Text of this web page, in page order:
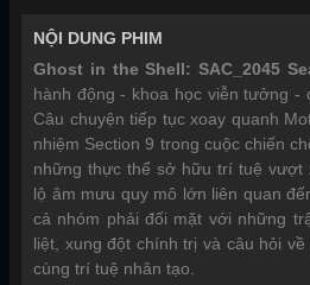
NỘI DUNG PHIM
Ghost in the Shell: SAC_2045
hành động - khoa học viễn tưởng -
Câu chuyện tiếp tục xoay quanh
nhiệm Section 9 trong cuộc chiến
những thực thể sở hữu trí tuệ vượt
lộ âm mưu quy mô lớn liên quan
cả nhóm phải đối mặt với những
liệt, xung đột chính trị và câu hỏi
cùng trí tuệ nhân tạo.